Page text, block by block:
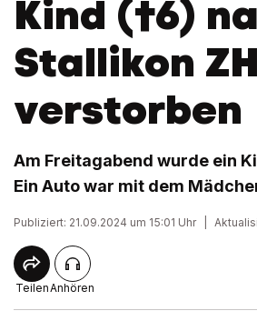
Kind (†6)
Stallikon
verstorben
Am Freitagabend wurde ein
Ein Auto war mit dem
Publiziert: 21.09.2024 um 15:01 Uhr
TeilenAnhören